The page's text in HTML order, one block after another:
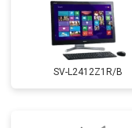
SV-L2412Z1R/B